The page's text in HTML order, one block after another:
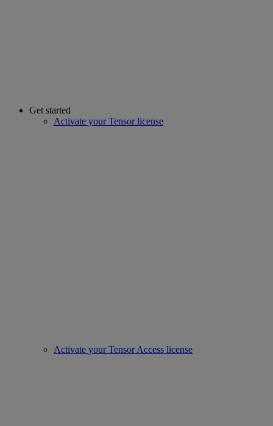
Get started
Activate your Tensor license
Activate your Tensor Access license